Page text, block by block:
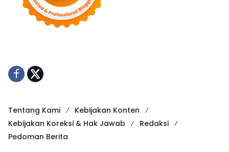
Tentang Kami
Kebijakan Konten
Kebijakan Koreksi & Hak Jawab
Redaksi
Pedoman Berita